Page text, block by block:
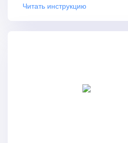
Читать инструкцию